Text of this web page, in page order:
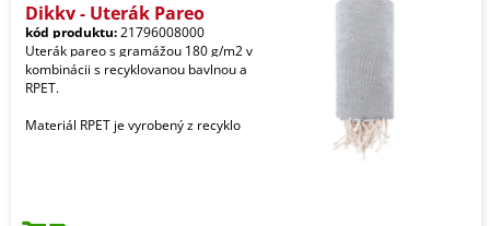
Dikky - Uterák Pareo
kód produktu:21796008000
Uterák pareo s gramážou 180 g/m2 v
kombinácii s recyklovanou bavlnou a
RPET.
Materiál RPET je vyrobený z recyklo